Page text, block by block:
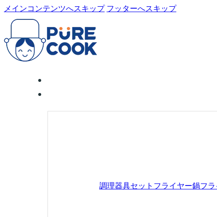
メインコンテンツへスキップ フッターへスキップ
調理器具セット フライヤー鍋フ